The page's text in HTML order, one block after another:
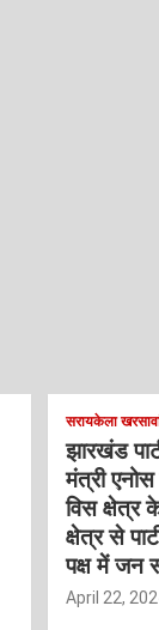
सरायकेला
झारखंड
मंत्री
विस क्षेत्र
क्षेत्र से
पक्ष में जन
April 22,